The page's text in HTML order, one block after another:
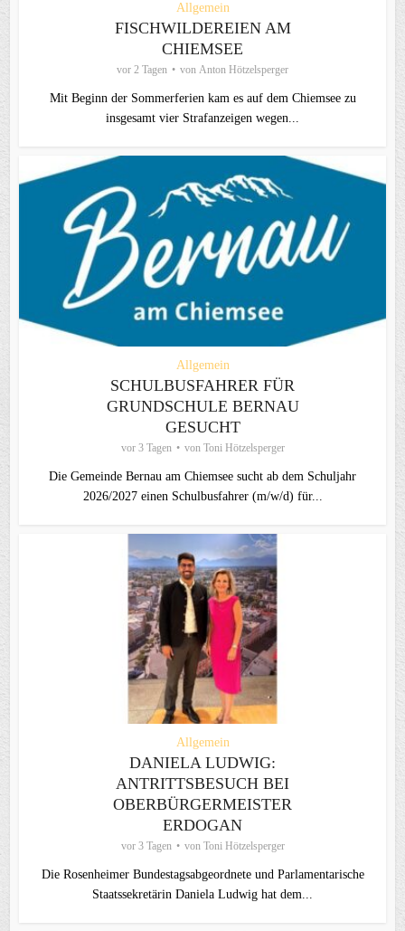
Allgemein
FISCHWILDEREIEN AM
CHIEMSEE
vor 2 Tagen von Anton Hötzelsperger
Mit Beginn der Sommerferien kam es auf dem Chiemsee zu
insgesamt vier Strafanzeigen wegen...
Allgemein
SCHULBUSFAHRER FÜR
GRUNDSCHULE BERNAU
GESUCHT
vor 3 Tagen von Toni Hötzelsperger
Die Gemeinde Bernau am Chiemsee sucht ab dem Schuljahr
2026/2027 einen Schulbusfahrer (m/w/d) für...
Allgemein
DANIELA LUDWIG:
ANTRITTSBESUCH BEI
OBERBÜRGERMEISTER
ERDOGAN
vor 3 Tagen von Toni Hötzelsperger
Die Rosenheimer Bundestagsabgeordnete und Parlamentarische
Staatssekretärin Daniela Ludwig hat dem...